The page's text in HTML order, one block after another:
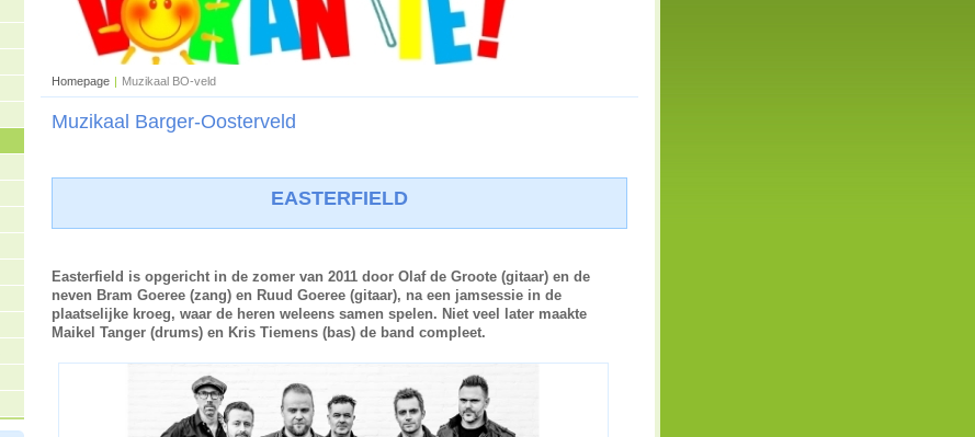
Homepage | Muzikaal BO-veld
Muzikaal Barger-Oosterveld
EASTERFIELD
Easterfield is opgericht in de zomer van 2011 door Olaf de Groote (gitaar) en de
neven Bram Goeree (zang) en Ruud Goeree (gitaar), na een jamsessie in de
plaatselijke kroeg, waar de heren weleens samen spelen. Niet veel later maakte
Maikel Tanger (drums) en Kris Tiemens (bas) de band compleet.